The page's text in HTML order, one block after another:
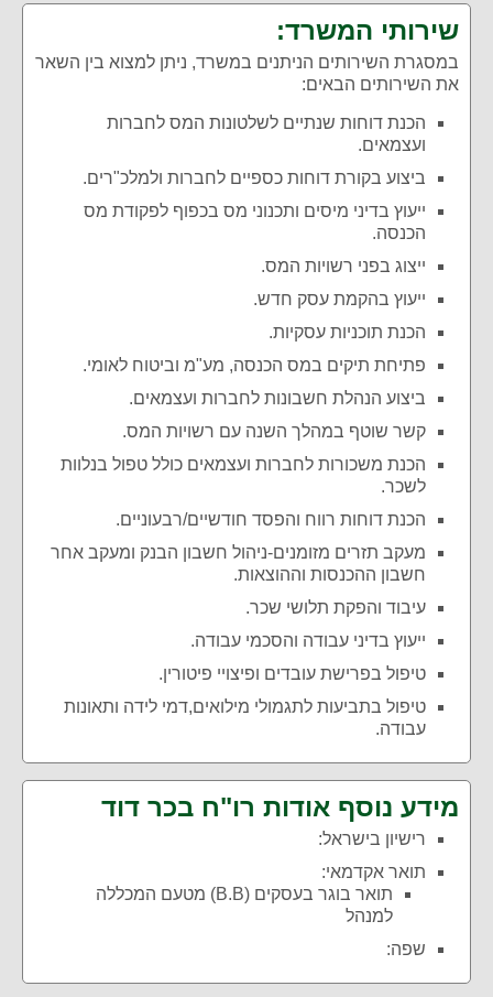
שירותי המשרד:
במסגרת השירותים הניתנים במשרד, ניתן למצוא בין השאר
את השירותים הבאים:
הכנת דוחות שנתיים לשלטונות המס לחברות
ועצמאים.
ביצוע בקורת דוחות כספיים לחברות ולמלכ"רים.
ייעוץ בדיני מיסים ותכנוני מס בכפוף לפקודת מס
הכנסה.
ייצוג בפני רשויות המס.
ייעוץ בהקמת עסק חדש.
הכנת תוכניות עסקיות.
פתיחת תיקים במס הכנסה, מע"מ וביטוח לאומי.
ביצוע הנהלת חשבונות לחברות ועצמאים.
קשר שוטף במהלך השנה עם רשויות המס.
הכנת משכורות לחברות ועצמאים כולל טפול בנלוות
לשכר.
הכנת דוחות רווח והפסד חודשיים/רבעוניים.
מעקב תזרים מזומנים-ניהול חשבון הבנק ומעקב אחר
חשבון ההכנסות וההוצאות.
עיבוד והפקת תלושי שכר.
ייעוץ בדיני עבודה והסכמי עבודה.
טיפול בפרישת עובדים ופיצויי פיטורין.
טיפול בתביעות לתגמולי מילואים,דמי לידה ותאונות
עבודה.
מידע נוסף אודות רו"ח בכר דוד
רישיון בישראל:
תואר אקדמאי:
תואר בוגר בעסקים (B.B) מטעם המכללה
למנהל
שפה: